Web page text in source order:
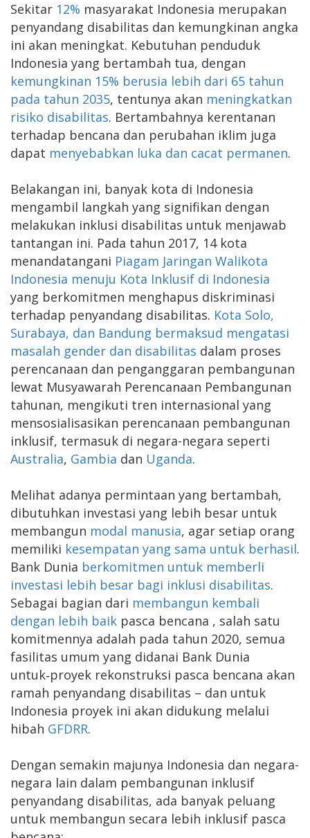
Sekitar 12% masyarakat Indonesia merupakan
penyandang disabilitas dan kemungkinan angka
ini akan meningkat. Kebutuhan penduduk
Indonesia yang bertambah tua, dengan
kemungkinan 15% berusia lebih dari 65 tahun
pada tahun 2035, tentunya akan meningkatkan
risiko disabilitas. Bertambahnya kerentanan
terhadap bencana dan perubahan iklim juga
dapat menyebabkan luka dan cacat permanen.
Belakangan ini, banyak kota di Indonesia
mengambil langkah yang signifikan dengan
melakukan inklusi disabilitas untuk menjawab
tantangan ini. Pada tahun 2017, 14 kota
menandatangani Piagam Jaringan Walikota
Indonesia menuju Kota Inklusif di Indonesia
yang berkomitmen menghapus diskriminasi
terhadap penyandang disabilitas. Kota Solo,
Surabaya, dan Bandung bermaksud mengatasi
masalah gender dan disabilitas dalam proses
perencanaan dan penganggaran pembangunan
lewat Musyawarah Perencanaan Pembangunan
tahunan, mengikuti tren internasional yang
mensosialisasikan perencanaan pembangunan
inklusif, termasuk di negara-negara seperti
Australia, Gambia dan Uganda.
Melihat adanya permintaan yang bertambah,
dibutuhkan investasi yang lebih besar untuk
membangun modal manusia, agar setiap orang
memiliki kesempatan yang sama untuk berhasil.
Bank Dunia berkomitmen untuk memberli
investasi lebih besar bagi inklusi disabilitas.
Sebagai bagian dari membangun kembali
dengan lebih baik pasca bencana , salah satu
komitmennya adalah pada tahun 2020, semua
fasilitas umum yang didanai Bank Dunia
untuk‑proyek rekonstruksi pasca bencana akan
ramah penyandang disabilitas – dan untuk
Indonesia proyek ini akan didukung melalui
hibah GFDRR.
Dengan semakin majunya Indonesia dan negara-
negara lain dalam pembangunan inklusif
penyandang disabilitas, ada banyak peluang
untuk membangun secara lebih inklusif pasca